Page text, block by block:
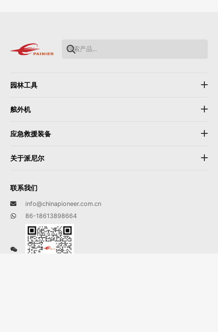
园林工具
舷外机
应急救援装备
关于派尼尔
联系我们
info@chinapioneer.com.cn
86-18613898664